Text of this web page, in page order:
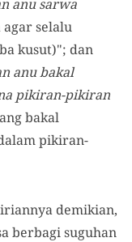
anu sarwa
selalu
kusut)"; dan
anu bakal
pikiran-pikiran
bakal
pikiran-
demikian,
berbagi suguhan